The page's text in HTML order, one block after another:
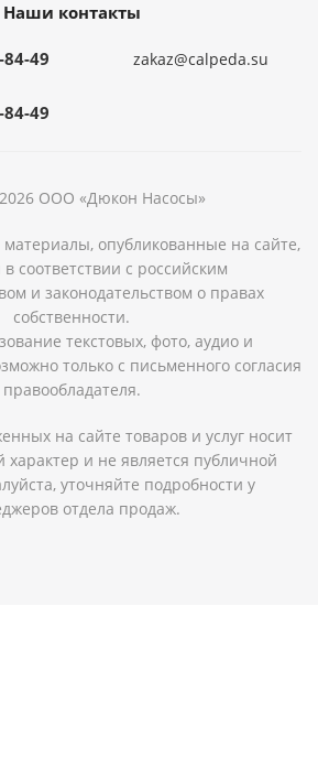
Наши контакты
49
49
zakaz@calpeda.su
ООО «Дюкон Насосы»
опубликованные на сайте,
соответствии с российским
и законодательством о правах
собственности.
текстовых, фото, аудио и
только с письменного согласия
правообладателя.
на сайте товаров и услуг носит
и не является публичной
уточняйте подробности у
отдела продаж.